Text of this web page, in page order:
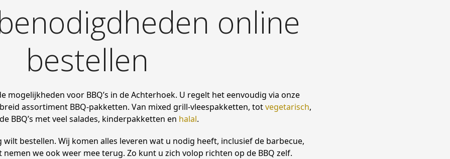
online
bestellen
mogelijkheden voor BBQ’s in de Achterhoek. U regelt het eenvoudig via onze
assortiment BBQ-pakketten. Van mixed grill-vleespakketten, totvegetarisch,
BBQ’s met veel salades, kinderpakketten en halal.
bestellen. Wij komen alles leveren wat u nodig heeft, inclusief de barbecue,
nemen we ook weer mee terug. Zo kunt u zich volop richten op de BBQ zelf.